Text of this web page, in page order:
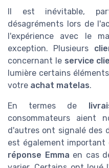
Il est inévitable,
désagréments lors de
l'expérience avec le
exception. Plusieurs
concernant le service
lumière certains
votre achat matelas.
En termes de
consommateurs aient
d'autres ont signalé des
est également
réponse Emma en cas